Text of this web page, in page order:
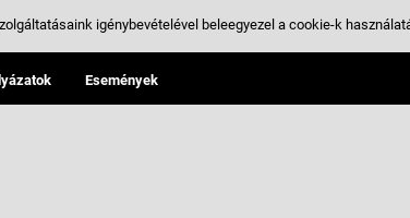
Események
igénybevételével beleegyezel a cookie-k